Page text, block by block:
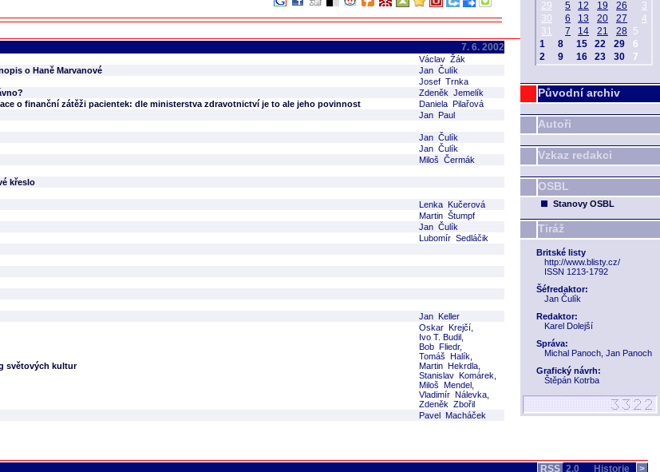
Původní archiv
Autoři
Vzkaz redakci
OSBL
Stanovy OSBL
Tiráž
Britské listy
http://www.blisty.cz/
ISSN 1213-1792
Šéfredaktor:
Jan Čulík
Redaktor:
Karel Dolejší
Správa:
Michal Panoch, Jan Panoch
Grafický návrh:
Štěpán Kotrba
7. 6. 2002
Václav Žák
o Haně Marvanové
Jan Čulík
Josef Trnka
Zdeněk Jemelík
o finanční zátěži pacientek: dle ministerstva zdravotnictví je to ale jeho povinnost
Daniela Pilařová
Jan Paul
Jan Čulík
Jan Čulík
Miloš Čermák
křeslo
Lenka Kučerová
Martin Štumpf
Jan Čulík
Lubomír Sedláčik
Jan Keller
světových kultur
Oskar Krejčí,
Ivo T. Budil,
Bob Fliedr,
Tomáš Halík,
Martin Hekrdla,
Stanislav Komárek,
Miloš Mendel,
Vladimír Nálevka,
Zdeněk Zbořil
Pavel Macháček
RSS 2.0 Historie >